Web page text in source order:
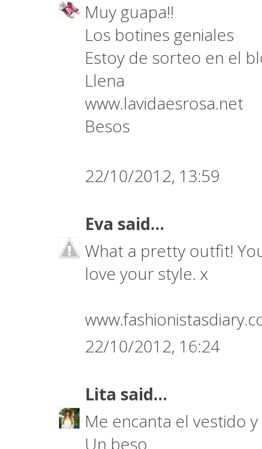
Muy guapa!!
Los botines geniales
Estoy de sorteo en el
Llena
www.lavidaesrosa.net
Besos
22/10/2012, 13:59
Eva said...
What a pretty outfit!
love your style. x
22/10/2012, 16:24
Lita said...
Me encanta el vestido
Un beso